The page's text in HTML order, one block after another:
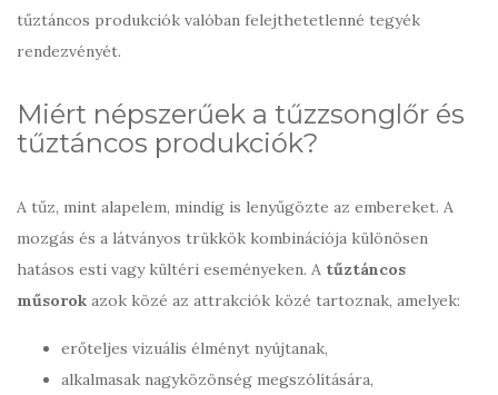
tűztáncos produkciók valóban felejthetetlenné tegyék
rendezvényét.
Miért népszerűek a tűzzsonglőr és
tűztáncos produkciók?
A tűz, mint alapelem, mindig is lenyűgözte az embereket. A
mozgás és a látványos trükkök kombinációja különösen
hatásos esti vagy kültéri eseményeken. A tűztáncos
műsorok azok közé az attrakciók közé tartoznak, amelyek:
erőteljes vizuális élményt nyújtanak,
alkalmasak nagyközönség megszólítására,